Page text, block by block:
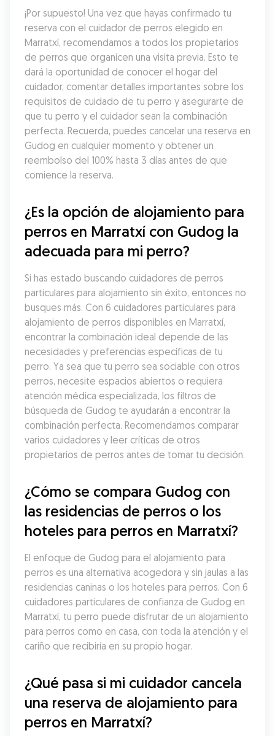
¡Por supuesto! Una vez que hayas confirmado tu
reserva con el cuidador de perros elegido en
Marratxí, recomendamos a todos los propietarios
de perros que organicen una visita previa. Esto te
dará la oportunidad de conocer el hogar del
cuidador, comentar detalles importantes sobre los
requisitos de cuidado de tu perro y asegurarte de
que tu perro y el cuidador sean la combinación
perfecta. Recuerda, puedes cancelar una reserva en
Gudog en cualquier momento y obtener un
reembolso del 100% hasta 3 días antes de que
comience la reserva.
¿Es la opción de alojamiento para
perros en Marratxí con Gudog la
adecuada para mi perro?
Si has estado buscando cuidadores de perros
particulares para alojamiento sin éxito, entonces no
busques más. Con 6 cuidadores particulares para
alojamiento de perros disponibles en Marratxí,
encontrar la combinación ideal depende de las
necesidades y preferencias específicas de tu
perro. Ya sea que tu perro sea sociable con otros
perros, necesite espacios abiertos o requiera
atención médica especializada, los filtros de
búsqueda de Gudog te ayudarán a encontrar la
combinación perfecta. Recomendamos comparar
varios cuidadores y leer críticas de otros
propietarios de perros antes de tomar tu decisión.
¿Cómo se compara Gudog con
las residencias de perros o los
hoteles para perros en Marratxí?
El enfoque de Gudog para el alojamiento para
perros es una alternativa acogedora y sin jaulas a las
residencias caninas o los hoteles para perros. Con 6
cuidadores particulares de confianza de Gudog en
Marratxí, tu perro puede disfrutar de un alojamiento
para perros como en casa, con toda la atención y el
cariño que recibiría en su propio hogar.
¿Qué pasa si mi cuidador cancela
una reserva de alojamiento para
perros en Marratxí?